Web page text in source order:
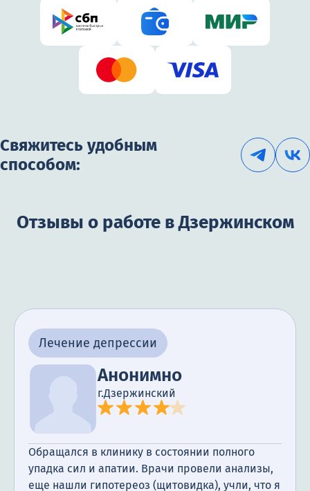
Свяжитесь удобным
способом:
Отзывы о работе в Дзержинском
Лечение депрессии
Анонимно
г.Дзержинский
Обращался в клинику в состоянии полного
упадка сил и апатии. Врачи провели анализы,
еще нашли гипотереоз (щитовидка), учли, что я